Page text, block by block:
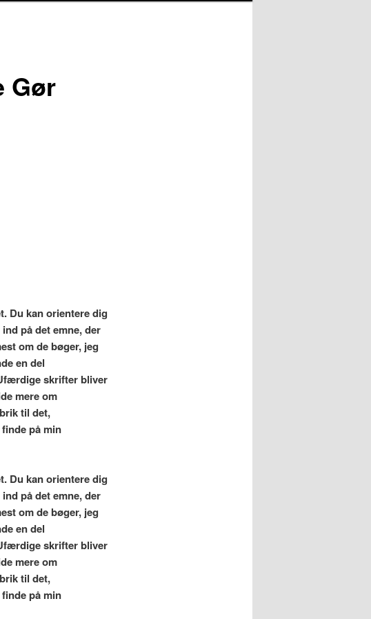
Gør
Du kan orientere dig
på det emne, der
om de bøger, jeg
en del
skrifter bliver
mere om
til det,
på min
Du kan orientere dig
på det emne, der
om de bøger, jeg
en del
skrifter bliver
mere om
til det,
på min